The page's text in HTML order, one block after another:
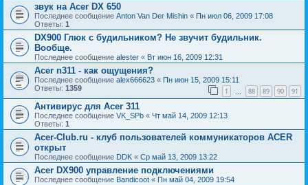
звук на Acer DX 650
Последнее сообщение Anton Van Der Mishin « Пн июл 06, 2009 17:08
Ответы: 1
DX900 Глюк с будильником? Не звучит будильник.
Вообще.
Последнее сообщение alester « Вт июн 16, 2009 12:31
Acer n311 - как ощущения?
Последнее сообщение alex666623 « Пн июн 15, 2009 15:11
Ответы: 1359 1 88 89 90 91
Антивирус для Acer 311
Последнее сообщение VK_SPb « Чт май 14, 2009 12:13
Ответы: 1
Acer-Club.ru - клуб пользователей коммуникаторов ACER
открыт
Последнее сообщение DDK « Ср май 13, 2009 13:22
Acer DX900 управление подключениями
Последнее сообщение Bandicoot « Пн май 04, 2009 19:54